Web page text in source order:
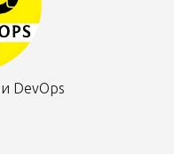
DevOps